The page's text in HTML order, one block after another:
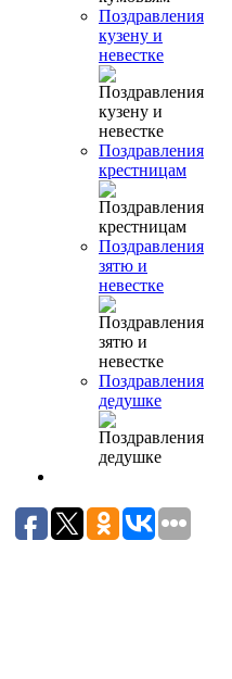
Поздравления
кузену и
невестке
Поздравления
крестницам
Поздравления
зятю и
невестке
Поздравления
дедушке